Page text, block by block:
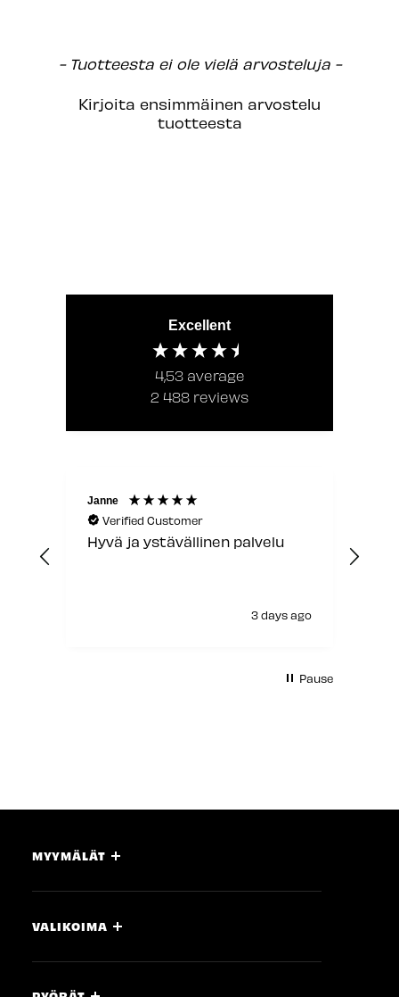
- Tuotteesta ei ole vielä arvosteluja -
Kirjoita ensimmäinen arvostelu
tuotteesta
New content loaded
Excellent
4,53 average
2 488 reviews
Janne
Verified Customer
Hyvä ja ystävällinen palvelu
3 days ago
Pause
MYYMÄLÄT
VALIKOIMA